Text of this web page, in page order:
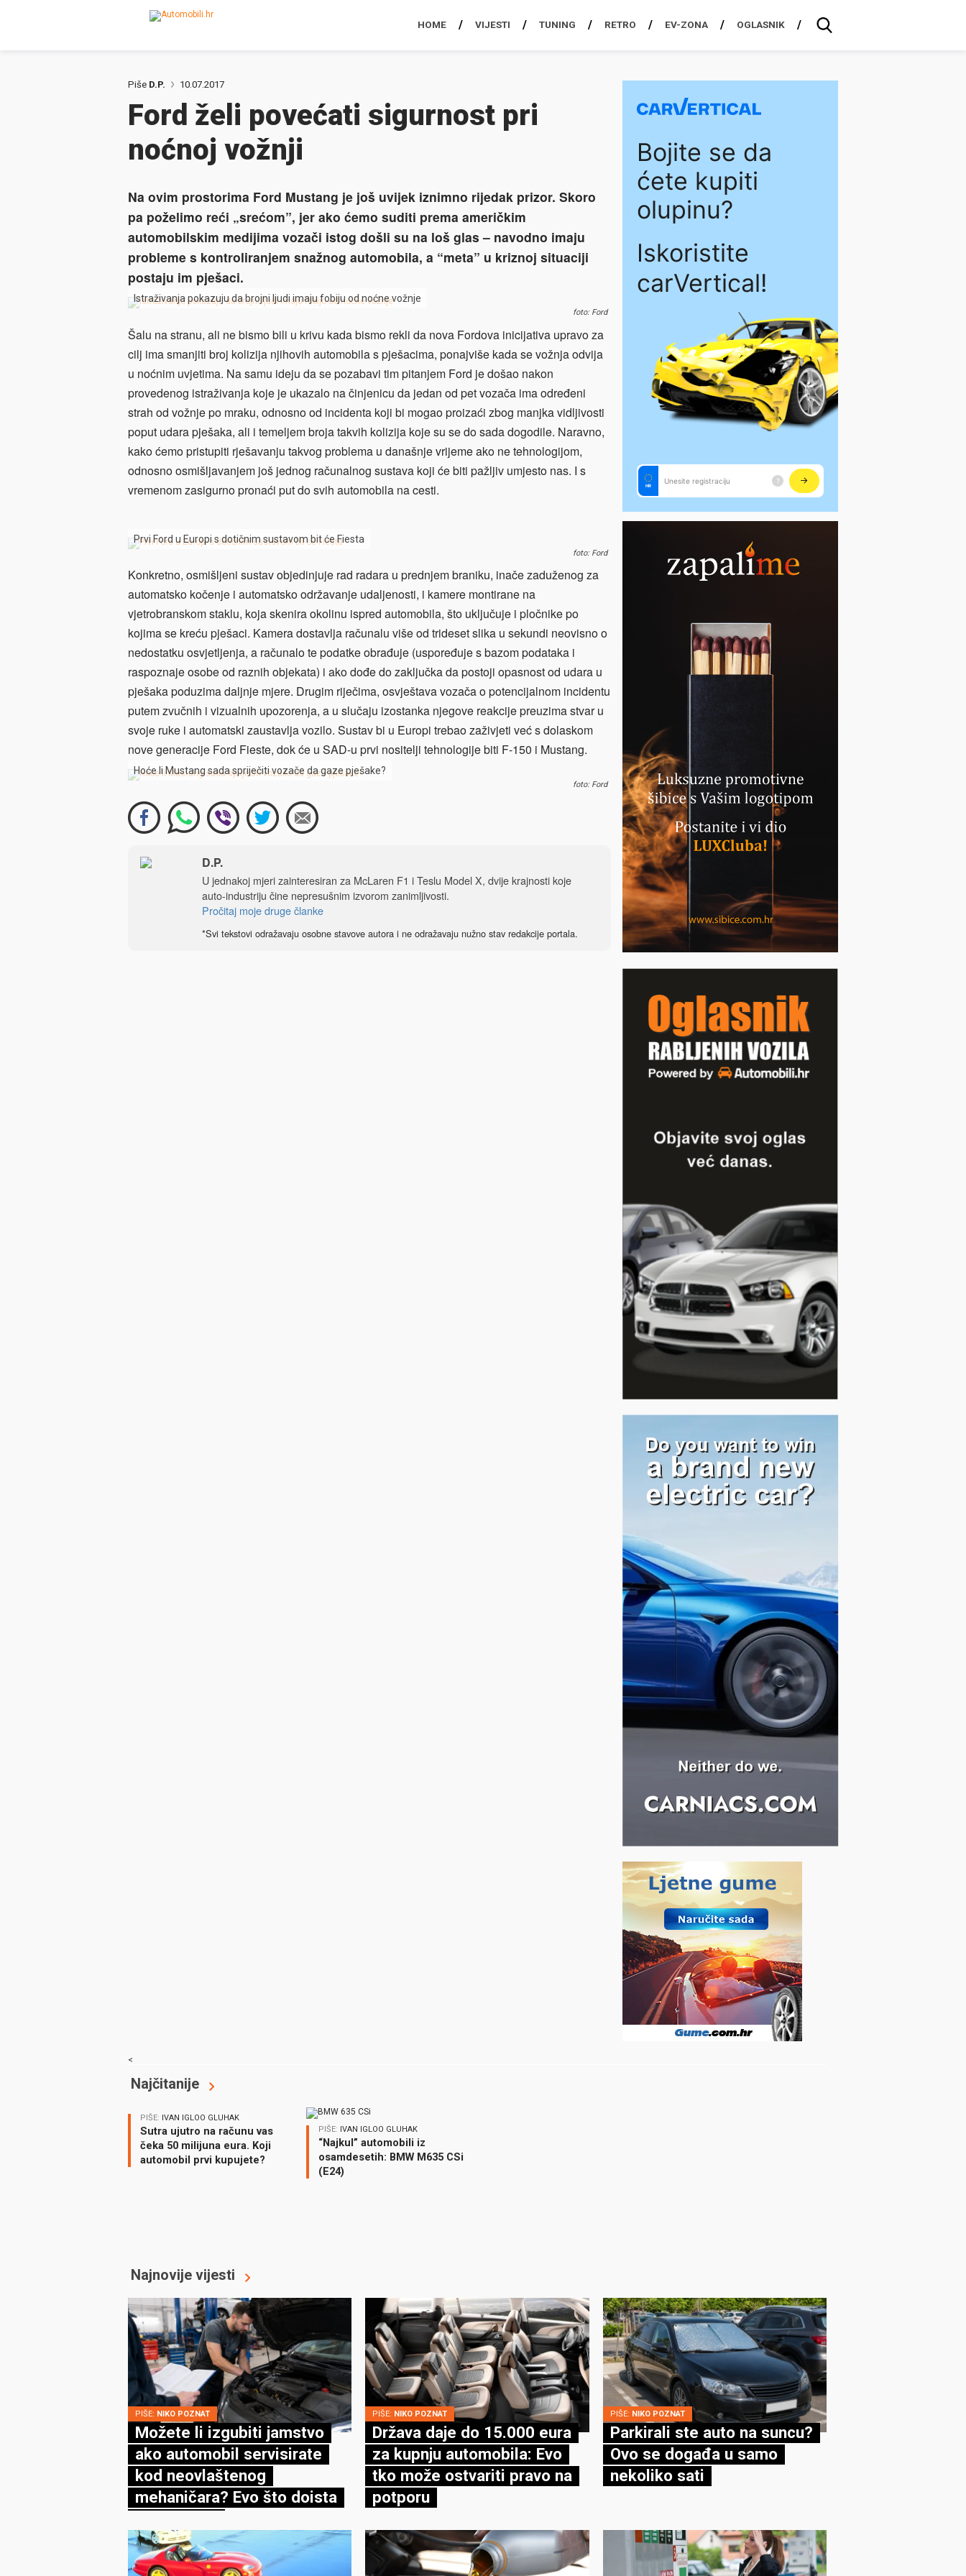
HOME VIJESTI TUNING RETRO EV-ZONA OGLASNIK
Piše D.P. 10.07.2017
Ford želi povećati sigurnost pri
noćnoj vožnji
Na ovim prostorima Ford Mustang je još uvijek iznimno rijedak prizor. Skoro
pa poželimo reći „srećom”, jer ako ćemo suditi prema američkim
automobilskim medijima vozači istog došli su na loš glas – navodno imaju
probleme s kontroliranjem snažnog automobila, a “meta” u kriznoj situaciji
postaju im pješaci.
Istraživanja pokazuju da brojni ljudi imaju fobiju od noćne vožnje
foto: Ford
Šalu na stranu, ali ne bismo bili u krivu kada bismo rekli da nova Fordova inicijativa upravo za
cilj ima smanjiti broj kolizija njihovih automobila s pješacima, ponajviše kada se vožnja odvija
u noćnim uvjetima. Na samu ideju da se pozabavi tim pitanjem Ford je došao nakon
provedenog istraživanja koje je ukazalo na činjenicu da jedan od pet vozača ima određeni
strah od vožnje po mraku, odnosno od incidenta koji bi mogao proizaći zbog manjka vidljivosti
poput udara pješaka, ali i temeljem broja takvih kolizija koje su se do sada dogodile. Naravno,
kako ćemo pristupiti rješavanju takvog problema u današnje vrijeme ako ne tehnologijom,
odnosno osmišljavanjem još jednog računalnog sustava koji će biti pažljiv umjesto nas. I s
vremenom zasigurno pronaći put do svih automobila na cesti.
Prvi Ford u Europi s dotičnim sustavom bit će Fiesta
foto: Ford
Konkretno, osmišljeni sustav objedinjuje rad radara u prednjem braniku, inače zaduženog za
automatsko kočenje i automatsko održavanje udaljenosti, i kamere montirane na
vjetrobranskom staklu, koja skenira okolinu ispred automobila, što uključuje i pločnike po
kojima se kreću pješaci. Kamera dostavlja računalu više od trideset slika u sekundi neovisno o
nedostatku osvjetljenja, a računalo te podatke obrađuje (uspoređuje s bazom podataka i
raspoznaje osobe od raznih objekata) i ako dođe do zaključka da postoji opasnost od udara u
pješaka poduzima daljnje mjere. Drugim riječima, osvještava vozača o potencijalnom incidentu
putem zvučnih i vizualnih upozorenja, a u slučaju izostanka njegove reakcije preuzima stvar u
svoje ruke i automatski zaustavlja vozilo. Sustav bi u Europi trebao zaživjeti već s dolaskom
nove generacije Ford Fieste, dok će u SAD-u prvi nositelji tehnologije biti F-150 i Mustang.
Hoće li Mustang sada spriječiti vozače da gaze pješake?
foto: Ford
D.P.
U jednakoj mjeri zainteresiran za McLaren F1 i Teslu Model X, dvije krajnosti koje
auto-industriju čine nepresušnim izvorom zanimljivosti.
Pročitaj moje druge članke
*Svi tekstovi odražavaju osobne stavove autora i ne odražavaju nužno stav redakcije portala.
<
Najčitanije
PIŠE: IVAN IGLOO GLUHAK
Sutra ujutro na računu vas
čeka 50 milijuna eura. Koji
automobil prvi kupujete?
PIŠE: IVAN IGLOO GLUHAK
“Najkul” automobili iz
osamdesetih: BMW M635 CSi
(E24)
Najnovije vijesti
PIŠE: NIKO POZNAT
Možete li izgubiti jamstvo
ako automobil servisirate
kod neovlaštenog
mehaničara? Evo što doista
PIŠE: NIKO POZNAT
Država daje do 15.000 eura
za kupnju automobila: Evo
tko može ostvariti pravo na
potporu
PIŠE: NIKO POZNAT
Parkirali ste auto na suncu?
Ovo se događa u samo
nekoliko sati